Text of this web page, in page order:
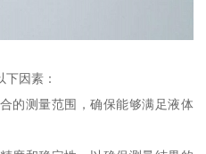
因素：
的测量范围，确保能够满足液体